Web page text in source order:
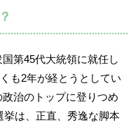
第45代大統領に就任し
も2年が経とうとしてい
治のトップに登りつめ
挙は、正直、秀逸な脚本